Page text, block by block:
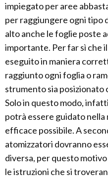
impiegato per aree
per raggiungere ogni tipo
alto anche le foglie poste
importante. Per far sì che
eseguito in maniera
raggiunto ogni foglia o
strumento sia
Solo in questo modo,
potrà essere guidato nella
efficace possibile. A
atomizzatori dovranno
diversa, per questo
le istruzioni che si